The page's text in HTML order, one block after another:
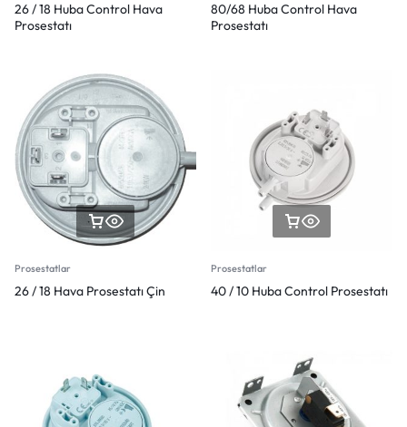
26 / 18 Huba Control Hava
Prosestatı
80/68 Huba Control Hava
Prosestatı
Prosestatlar
26 / 18 Hava Prosestatı Çin
Prosestatlar
40 / 10 Huba Control Prosestatı